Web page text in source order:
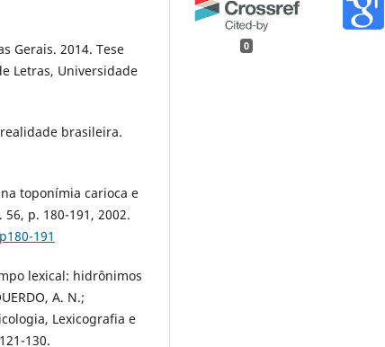
Gerais. 2014. Tese
Letras, Universidade
brasileira.
toponímia carioca e
p. 180-191, 2002.
191
lexical: hidrônimos
A. N.;
Lexicografia e
130.
0